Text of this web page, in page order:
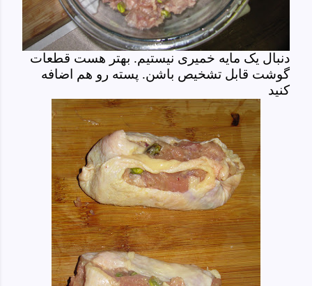
دنبال یک مایه خمیری نیستیم. بهتر هست قطعات
گوشت قابل تشخیص باشن. پسته رو هم اضافه
کنید